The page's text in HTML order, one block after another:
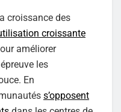
croissance des
croissante
améliorer
les
En
s’opposent